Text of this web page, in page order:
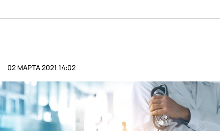
02 МАРТА 2021 14:02